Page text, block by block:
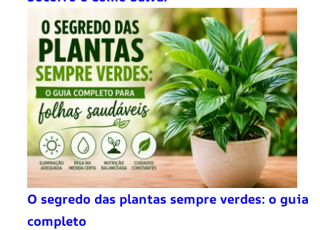
O segredo das plantas sempre verdes: o guia
completo